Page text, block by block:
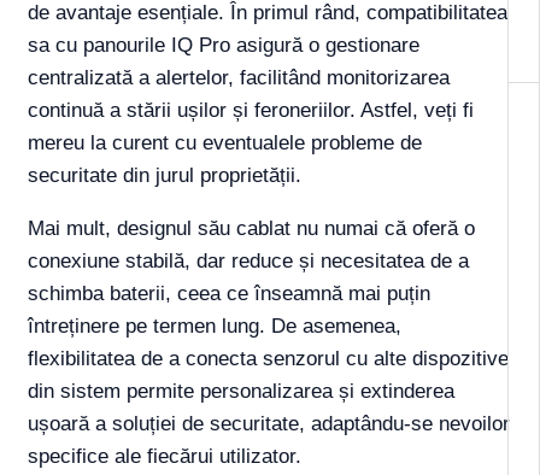
de avantaje esențiale. În primul rând, compatibilitatea
sa cu panourile IQ Pro asigură o gestionare
centralizată a alertelor, facilitând monitorizarea
continuă a stării ușilor și feroneriilor. Astfel, veți fi
mereu la curent cu eventualele probleme de
securitate din jurul proprietății.
Mai mult, designul său cablat nu numai că oferă o
conexiune stabilă, dar reduce și necesitatea de a
schimba baterii, ceea ce înseamnă mai puțin
întreținere pe termen lung. De asemenea,
flexibilitatea de a conecta senzorul cu alte dispozitive
din sistem permite personalizarea și extinderea
ușoară a soluției de securitate, adaptându-se nevoilor
specifice ale fiecărui utilizator.